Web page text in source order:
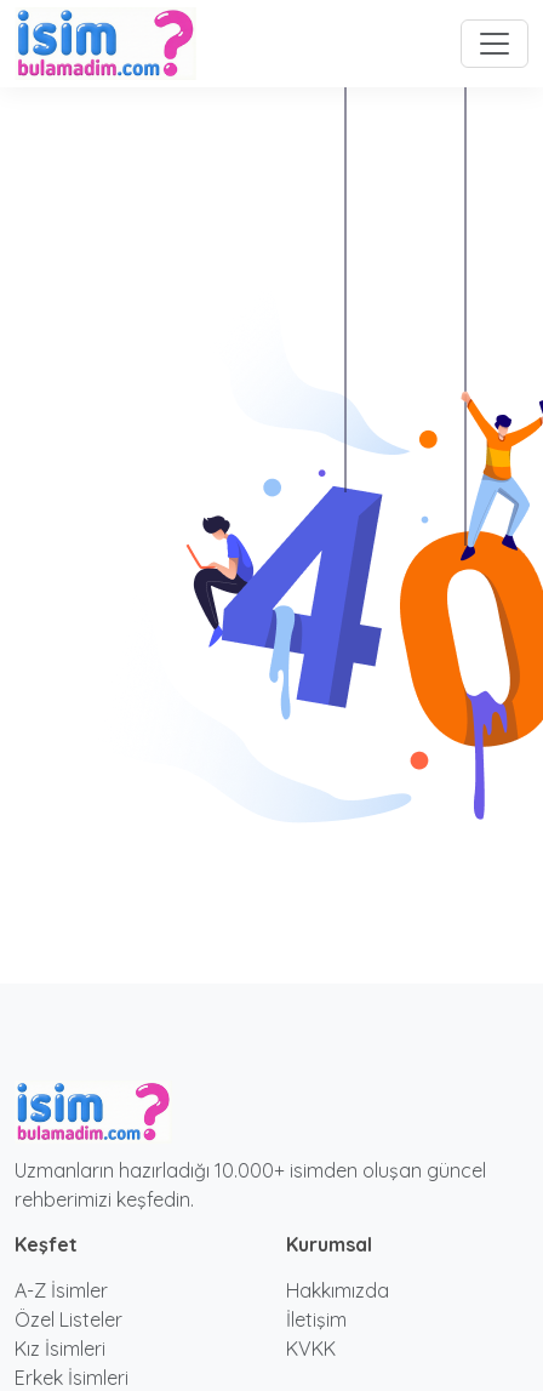
Uzmanların hazırladığı 10.000+ isimden oluşan güncel
rehberimizi keşfedin.
Keşfet
A-Z İsimler
Özel Listeler
Kız İsimleri
Erkek İsimleri
Kurumsal
Hakkımızda
İletişim
KVKK